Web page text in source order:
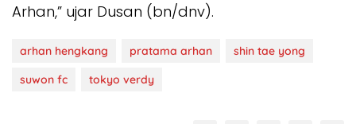
Arhan,” ujar Dusan (bn/dnv).
arhan hengkang pratama arhan
shin tae yong
suwon fc
tokyo verdy